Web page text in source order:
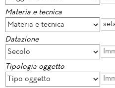
Materia e tecnica
Datazione
Tipologia oggetto